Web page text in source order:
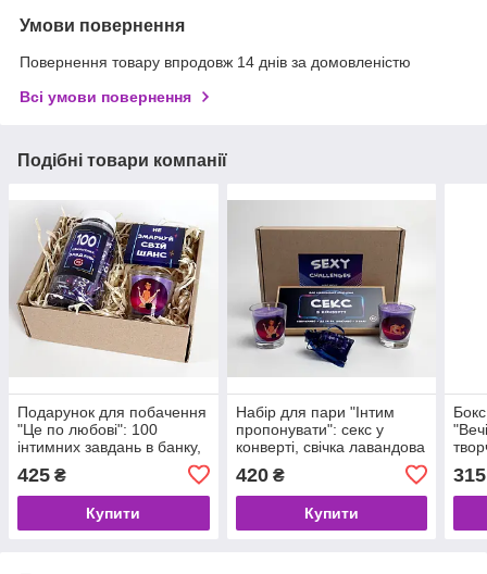
Умови повернення
Повернення товару впродовж 14 днів за домовленістю
Всі умови повернення
Подібні товари компанії
Подарунок для побачення
"Це по любові": 100
інтимних завдань в банку,
(камасутра), презерватив
425 ₴
Купити
Набір для пари "Інтим
пропонувати": секс у
конверті, свічка лавандова
завдання в торбинці
420₴
Купити
315